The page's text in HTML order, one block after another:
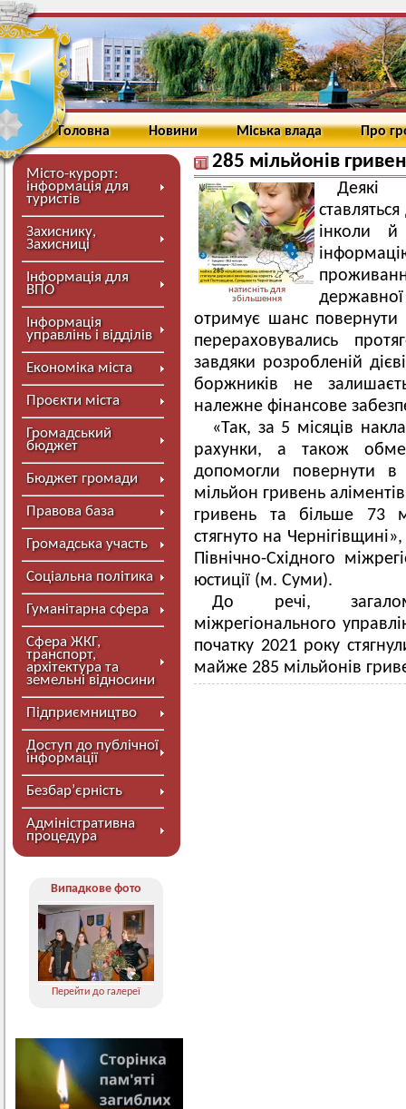
Головна Новини Міська влада Про
Місто-курорт:
інформація для
туристів
Захиснику,
Захисниці
Інформація для
ВПО
Інформація
управлінь і відділів
Економіка міста
Проєкти міста
Громадський
бюджет
Бюджет громади
Правова база
Громадська участь
Соціальна політика
Гуманітарна сфера
Сфера ЖКГ,
транспорт,
архітектура та
земельні відносини
Підприємництво
Доступ до публічної
інформації
Безбар’єрність
Адміністративна
процедура
Випадкове фото
Перейти до галереї
285 мільйонів
натисніть для
збільшення
Деякі
інколи й
отримує шанс повернути
перераховувались
завдяки розробленій
боржників не
належне фінансове
«Так, за 5 місяців
рахунки, а також
допомогли повернути
мільйон гривень
гривень та більше 73
стягнуто на
Північно-Східного
юстиції (м. Суми).
До речі, загалом
міжрегіонального
початку 2021 року
майже 285 мільйонів